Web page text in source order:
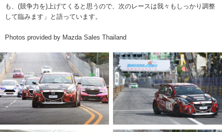
も、(競争力を)上げてくると思うので、次のレースは我々もしっかり調整
して臨みます」と語っています。
Photos provided by Mazda Sales Thailand